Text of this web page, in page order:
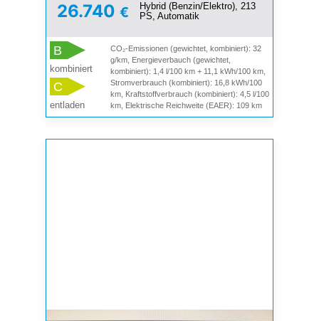
26.740 €
Hybrid (Benzin/Elektro), 213
PS, Automatik
B
kombiniert
C
entladen
CO₂-Emissionen (gewichtet, kombiniert): 32
g/km, Energieverbauch (gewichtet,
kombiniert): 1,4 l/100 km + 11,1 kWh/100 km,
Stromverbrauch (kombiniert): 16,8 kWh/100
km, Kraftstoffverbrauch (kombiniert): 4,5 l/100
km, Elektrische Reichweite (EAER): 109 km